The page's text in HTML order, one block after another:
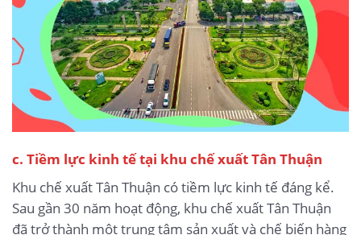
c. Tiềm lực kinh tế tại khu chế xuất Tân Thuận
Khu chế xuất Tân Thuận có tiềm lực kinh tế đáng kể.
Sau gần 30 năm hoạt động, khu chế xuất Tân Thuận
đã trở thành một trung tâm sản xuất và chế biến hàng